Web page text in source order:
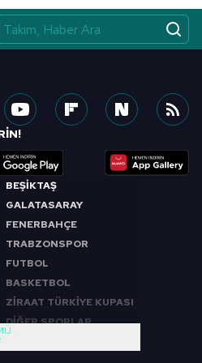
BEŞİKTAŞ
GALATASARAY
FENERBAHÇE
TRABZONSPOR
FUTBOL
BASKETBOL
ZİRAAT TÜRKİYE KUPASI
DİĞER SPORLAR